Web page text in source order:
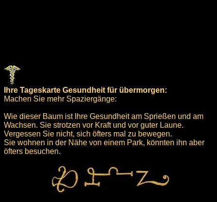
Ihre Tageskarte Gesundheit für übermorgen:
Machen Sie mehr Spaziergänge:
Wie dieser Baum ist Ihre Gesundheit am Sprießen und am
Wachsen. Sie strotzen vor Kraft und vor guter Laune.
Vergessen Sie nicht, sich öfters mal zu bewegen.
Sie wohnen in der Nähe von einem Park, könnten ihn aber
öfters besuchen.